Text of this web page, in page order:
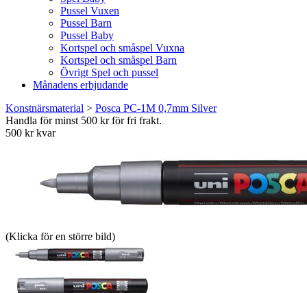
Pussel Vuxen
Pussel Barn
Pussel Baby
Kortspel och småspel Vuxna
Kortspel och småspel Barn
Övrigt Spel och pussel
Månadens erbjudande
Konstnärsmaterial > Posca PC-1M 0,7mm Silver
Handla för minst 500 kr för fri frakt.
500 kr kvar
(Klicka för en större bild)